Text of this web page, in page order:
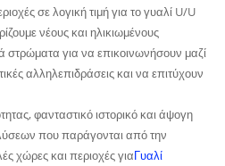
σε λογική τιμή για το γυαλί U/U
νέους και ηλικιωμένους
για να επικοινωνήσουν μαζί
αλληλεπιδράσεις και να επιτύχουν
φανταστικό ιστορικό και άψογη
που παράγονται από την
χώρες και περιοχές γιαΓυαλί